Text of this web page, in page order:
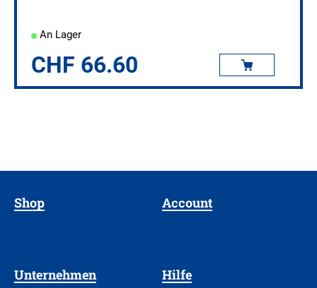
An Lager
CHF 66.60
Shop Account
Unternehmen Hilfe